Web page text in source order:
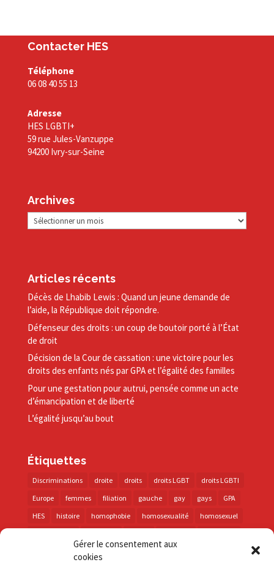
Gérer le consentement aux
cookies
Contacter HES
Téléphone
06 08 40 55 13
Adresse
HES LGBTI+
59 rue Jules-Vanzuppe
94200 Ivry-sur-Seine
Archives
Archives
Articles récents
Décès de Lhabib Lewis : Quand un jeune demande de
l’aide, la République doit répondre.
Défenseur des droits : un coup de boutoir porté à l’État
de droit
Décision de la Cour de cassation : une victoire pour les
droits des enfants nés par GPA et l’égalité des familles
Pour une gestation pour autrui, pensée comme un acte
d’émancipation et de liberté
L’égalité jusqu’au bout
Étiquettes
Discriminations droite droits droits LGBT
droits LGBTI
Europe
femmes filiation gauche gay gays
GPA
HES
histoire homophobie homosexualité
homosexuel
lutte contre les discriminations